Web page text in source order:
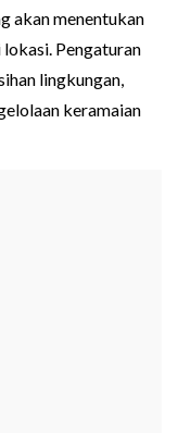
akan menentukan
Pengaturan
lingkungan,
keramaian